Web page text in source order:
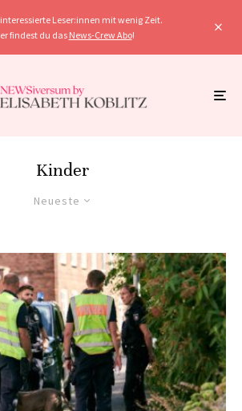
Leser:innen mit wenig Zeit.
findest du das News-Crew Abo!
Kinder
Neueste